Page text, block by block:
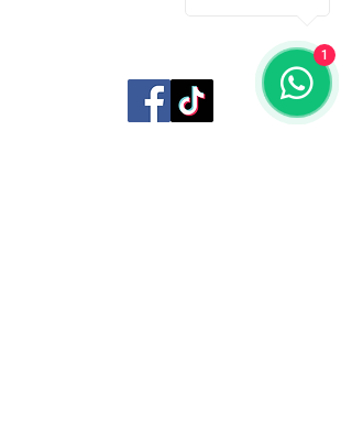
Librería Editorial Trilobites 1